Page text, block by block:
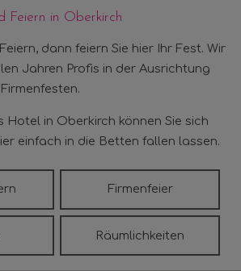
Feiern in Oberkirch
dann feiern Sie hier Ihr Fest. Wir
Jahren Profis in der Ausrichtung
Hotel in Oberkirch können Sie sich
einfach in die Betten fallen lassen.
Firmenfeier
Räumlichkeiten